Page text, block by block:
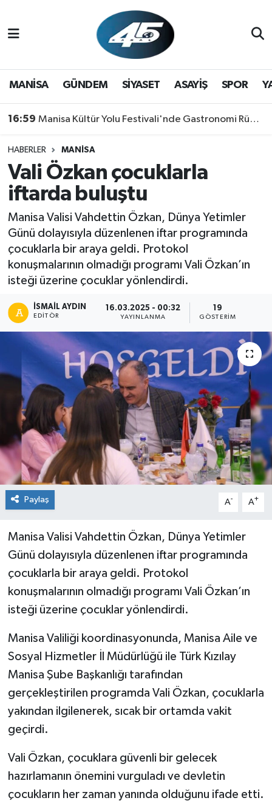
MANİSA GÜNDEM SİYASET ASAYİŞ SPOR
16:59 Manisa Kültür Yolu Festivali'nde Gastronomi Rüzgarı: Lezzetin Yıldızı "Manisa Kebabı" Oldu!
HABERLER MANİSA
Vali Özkan çocuklarla
iftarda buluştu
Manisa Valisi Vahdettin Özkan, Dünya Yetimler
Günü dolayısıyla düzenlenen iftar programında
çocuklarla bir araya geldi. Protokol
konuşmalarının olmadığı programı Vali Özkan’ın
isteği üzerine çocuklar yönlendirdi.
İSMAIL AYDIN
EDITÖR
16.03.2025 - 00:32
YAYINLANMA
19
GÖSTERIM
Paylaş A- A+
Manisa Valisi Vahdettin Özkan, Dünya Yetimler
Günü dolayısıyla düzenlenen iftar programında
çocuklarla bir araya geldi. Protokol
konuşmalarının olmadığı programı Vali Özkan’ın
isteği üzerine çocuklar yönlendirdi.
Manisa Valiliği koordinasyonunda, Manisa Aile ve
Sosyal Hizmetler İl Müdürlüğü ile Türk Kızılay
Manisa Şube Başkanlığı tarafından
gerçekleştirilen programda Vali Özkan, çocuklarla
yakından ilgilenerek, sıcak bir ortamda vakit
geçirdi.
Vali Özkan, çocuklara güvenli bir gelecek
hazırlamanın önemini vurguladı ve devletin
çocukların her zaman yanında olduğunu ifade etti.
GÜNDEM
SPOR
YAŞAM
RESMİ REKLAM
Hava Durumu
Trafik Durumu
Son Dakika Haberleri
Haber Arşivi